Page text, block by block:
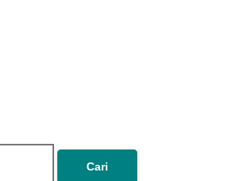
In Every
Way